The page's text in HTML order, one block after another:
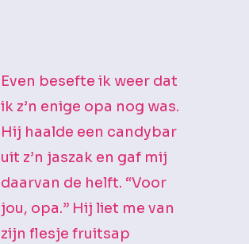
Even besefte ik weer dat
ik z’n enige opa nog was.
Hij haalde een candybar
uit z’n jaszak en gaf mij
daarvan de helft. “Voor
jou, opa.” Hij liet me van
zijn flesje fruitsap